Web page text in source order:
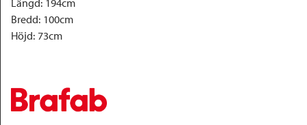
Längd: 194cm
Bredd: 100cm
Höjd: 73cm